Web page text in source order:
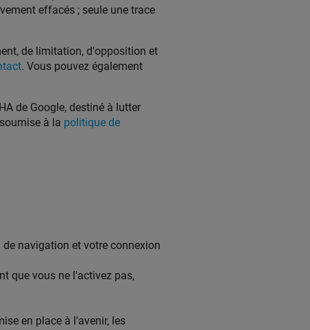
effacés ; seule une trace
de limitation, d'opposition et
. Vous pouvez également
de Google, destiné à lutter
à la politique de
navigation et votre connexion
que vous ne l'activez pas,
en place à l'avenir, les